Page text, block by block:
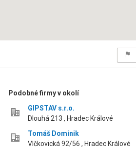
Podobné firmy v okolí
GIPSTAV s.r.o.
Dlouhá 213 , Hradec Králové
Tomáš Dominik
Vlčkovická 92/56 , Hradec Králové